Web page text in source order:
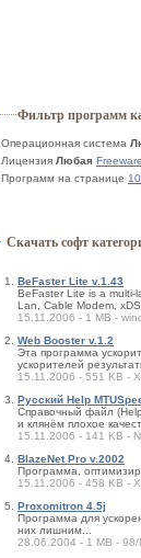
Фильтр программ
Операционная система
Лицензия Любая Freeware
Программ на странице 10
Скачать софт
BeFaster Lite v.1.43
BeFaster Lite is a
Lan, Cable Modem,
15.11.2006 - 1 MB -
Web Booster v.1.2
Эта программа
ускорителей
15.11.2006 - 551 KB -
Русский Help
Справочный файл
и клянём плохое
15.11.2006 - 141 KB -
BlazeNet Pro v.2002
Программа,
15.11.2006 - 458 KB -
Proxomitron 4.5j
Программа для
них лишним...
28.06.2004 - 1 MB - 98/